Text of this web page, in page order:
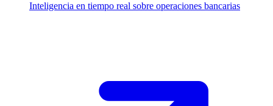
Inteligencia en tiempo real sobre operaciones bancarias